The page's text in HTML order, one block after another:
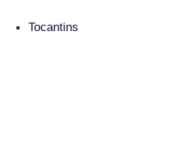
Tocantins